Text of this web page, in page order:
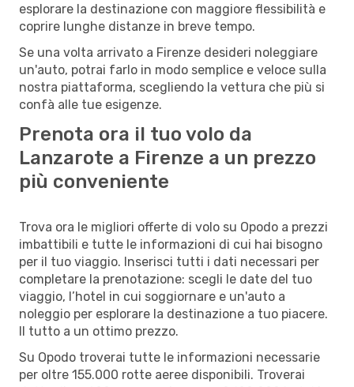
esplorare la destinazione con maggiore flessibilità e
coprire lunghe distanze in breve tempo.
Se una volta arrivato a Firenze desideri noleggiare
un'auto, potrai farlo in modo semplice e veloce sulla
nostra piattaforma, scegliendo la vettura che più si
confà alle tue esigenze.
Prenota ora il tuo volo da
Lanzarote a Firenze a un prezzo
più conveniente
Trova ora le migliori offerte di volo su Opodo a prezzi
imbattibili e tutte le informazioni di cui hai bisogno
per il tuo viaggio. Inserisci tutti i dati necessari per
completare la prenotazione: scegli le date del tuo
viaggio, l’hotel in cui soggiornare e un'auto a
noleggio per esplorare la destinazione a tuo piacere.
Il tutto a un ottimo prezzo.
Su Opodo troverai tutte le informazioni necessarie
per oltre 155.000 rotte aeree disponibili. Troverai